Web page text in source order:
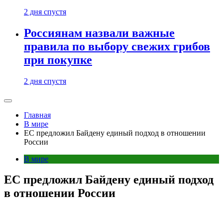
2 дня спустя
Россиянам назвали важные
правила по выбору свежих грибов
при покупке
2 дня спустя
Главная
В мире
ЕС предложил Байдену единый подход в отношении
России
В мире
ЕС предложил Байдену единый подход
в отношении России